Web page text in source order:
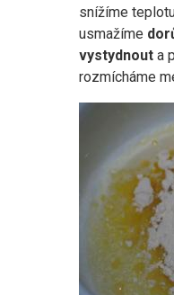
snížíme
usmažíme
vystydnout a
rozmícháme